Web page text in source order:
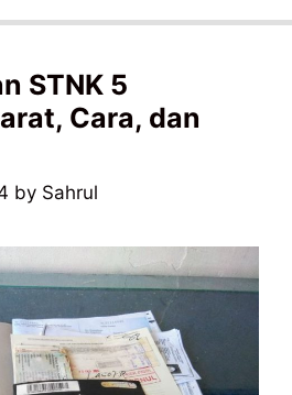
STNK 5
Cara, dan
by Sahrul